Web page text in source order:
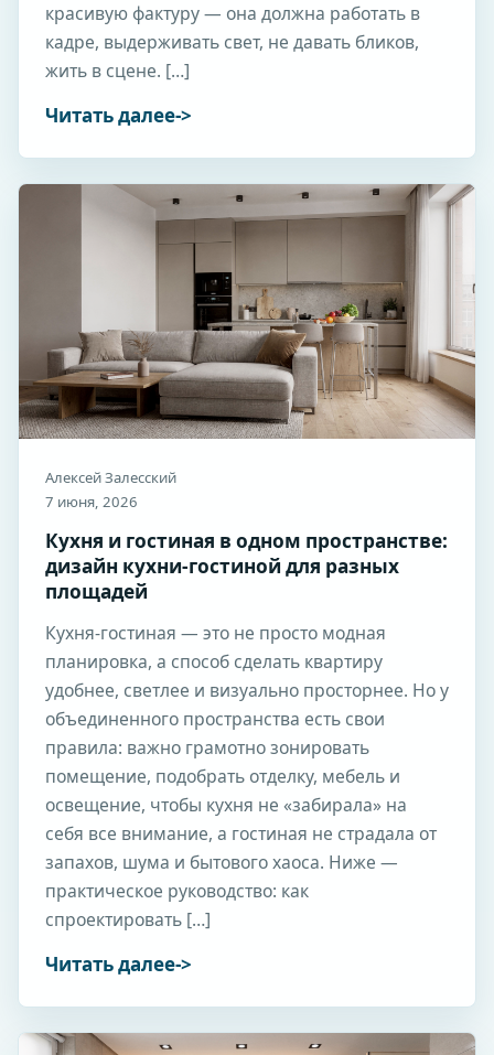
красивую фактуру — она должна работать в
кадре, выдерживать свет, не давать бликов,
жить в сцене. […]
Читать далее
Алексей Залесский
7 июня, 2026
Кухня и гостиная в одном пространстве:
дизайн кухни-гостиной для разных
площадей
Кухня-гостиная — это не просто модная
планировка, а способ сделать квартиру
удобнее, светлее и визуально просторнее. Но у
объединенного пространства есть свои
правила: важно грамотно зонировать
помещение, подобрать отделку, мебель и
освещение, чтобы кухня не «забирала» на
себя все внимание, а гостиная не страдала от
запахов, шума и бытового хаоса. Ниже —
практическое руководство: как
спроектировать […]
Читать далее